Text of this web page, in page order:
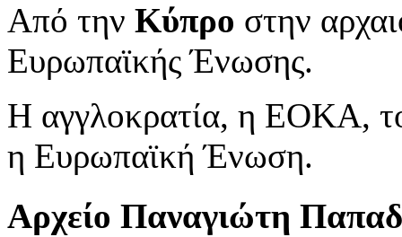
Από την Κύπρο στην
Ευρωπαϊκής Ένωσης.
Η αγγλοκρατία, η ΕΟΚΑ,
η Ευρωπαϊκή Ένωση.
Αρχείο Παναγιώτη